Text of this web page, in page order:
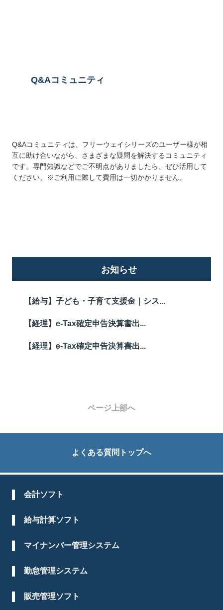
Q&Aコミュニティ
Q&Aコミュニティは、フリーウェイシリーズのユーザー様が相
互に助け合いながら、さまざまな疑問を解決するコミュニティ
です。専門知識などでご不明点がありましたら、ぜひ活用して
ください。※ご利用に際して費用は一切かかりません。
お知らせ
【給与】子ども・子育て支援金｜シス...
【経理】e-Tax確定申告決算書出...
【経理】e-Tax確定申告決算書出...
ページ上部へ
よくある質問トップへ
会計ソフト
給与計算ソフト
マイナンバー管理システム
勤怠管理システム
販売管理ソフト